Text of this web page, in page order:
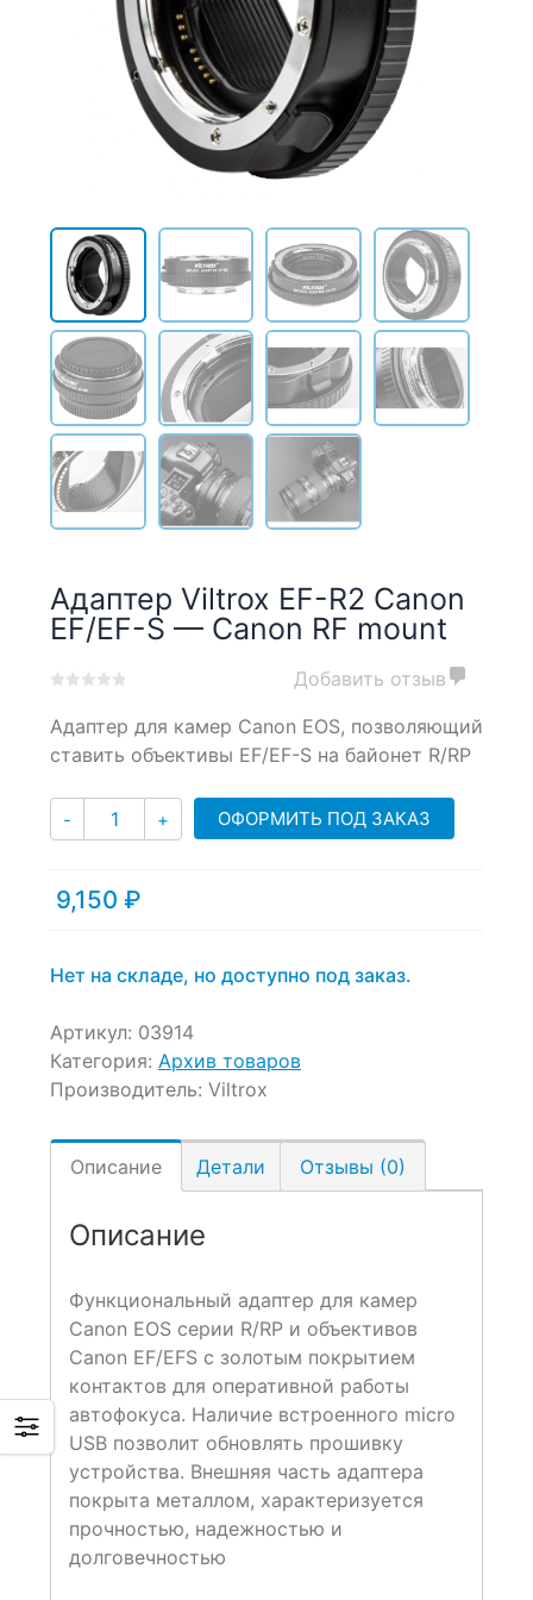
Адаптер Viltrox EF-R2 Canon
EF/EF-S — Canon RF mount
out
ratings
Добавить отзыв
Адаптер для камер Canon EOS, позволяющий
ставить объективы EF/EF-S на байонет R/RP
- Количество
+ ОФОРМИТЬ ПОД ЗАКАЗ
9,150 ₽
Нет на складе, но доступно под заказ.
Артикул: 03914
Категория: Архив товаров
Производитель: Viltrox
Описание Детали Отзывы (0)
Описание
Функциональный адаптер для камер
Canon EOS серии R/RP и объективов
Canon EF/EFS с золотым покрытием
контактов для оперативной работы
автофокуса. Наличие встроенного micro
USB позволит обновлять прошивку
устройства. Внешняя часть адаптера
покрыта металлом, характеризуется
прочностью, надежностью и
долговечностью